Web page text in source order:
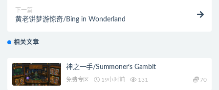
下一篇
黄老饼梦游惊奇/Bing in Wonderland
相关文章
神之一手/Summoner’s Gambit
免费专区 19小时前 131 70